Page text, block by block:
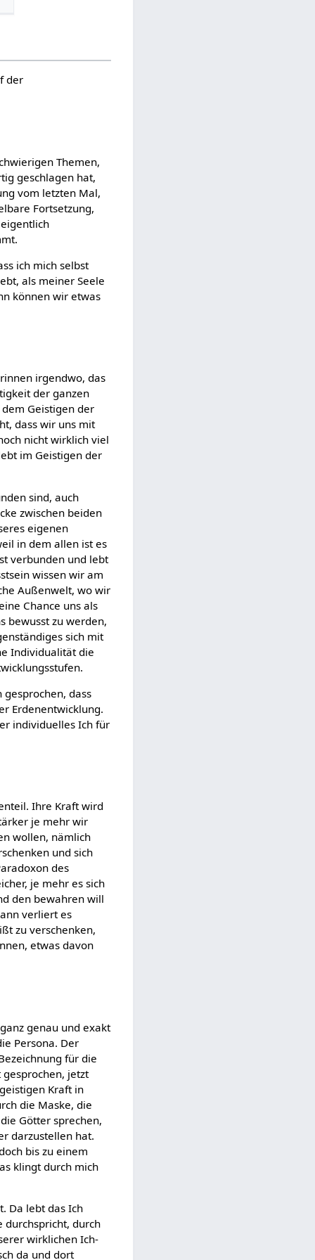
der
Themen,
geschlagen hat,
vom letzten Mal,
Fortsetzung,
ich mich selbst
als meiner Seele
können wir etwas
irgendwo, das
der ganzen
Geistigen der
dass wir uns mit
nicht wirklich viel
im Geistigen der
sind, auch
zwischen beiden
eigenen
in dem allen ist es
verbunden und lebt
wissen wir am
Außenwelt, wo wir
Chance uns als
bewusst zu werden,
sich mit
Individualität die
dass
Erdenentwicklung.
individuelles Ich für
Ihre Kraft wird
je mehr wir
wollen, nämlich
und sich
des
je mehr es sich
den bewahren will
verliert es
zu verschenken,
etwas davon
genau und exakt
Persona. Der
für die
jetzt
Kraft in
die Maske, die
Götter sprechen,
darzustellen hat.
bis zu einem
klingt durch mich
Da lebt das Ich
durchspricht, durch
wirklichen Ich-
da und dort